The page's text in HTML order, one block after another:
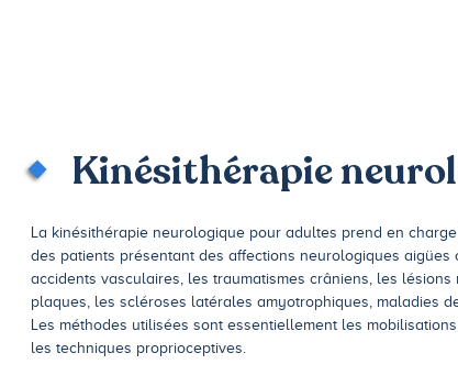
Kinésithérapie
La kinésithérapie neurologique pour adultes prend en
des patients présentant des affections neurologiques
accidents vasculaires, les traumatismes crâniens, les
plaques, les scléroses latérales amyotrophiques, maladies
Les méthodes utilisées sont essentiellement les
les techniques proprioceptives.